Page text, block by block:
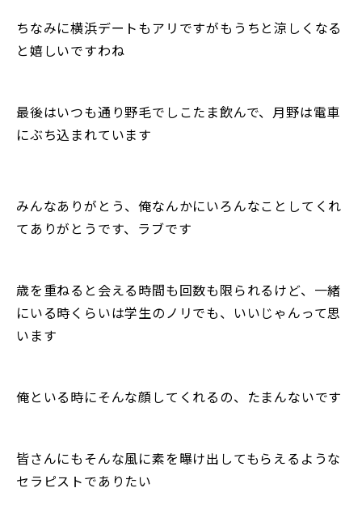
ちなみに横浜デートもアリですがもうちと涼しくなる
と嬉しいですわね
最後はいつも通り野毛でしこたま飲んで、月野は電車
にぶち込まれています
みんなありがとう、俺なんかにいろんなことしてくれ
てありがとうです、ラブです
歳を重ねると会える時間も回数も限られるけど、一緒
にいる時くらいは学生のノリでも、いいじゃんって思
います
俺といる時にそんな顔してくれるの、たまんないです
皆さんにもそんな風に素を曝け出してもらえるような
セラピストでありたい